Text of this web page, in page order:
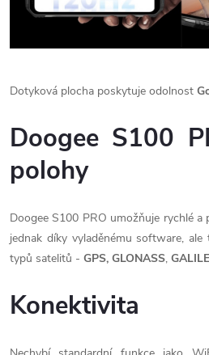
Dotyková plocha poskytuje odolnost
Doogee S100
polohy
Doogee S100 PRO umožňuje rychlé a
jednak díky vyladěnému software,
typů satelitů - GPS, GLONASS,
Konektivita